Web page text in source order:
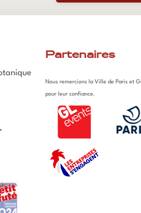
Partenaires
Nous remercions la Ville de Paris et
pour leur confiance.